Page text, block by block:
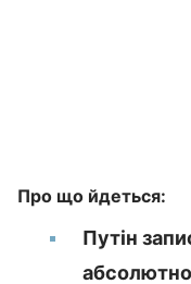
Про що йдеться:
Путін